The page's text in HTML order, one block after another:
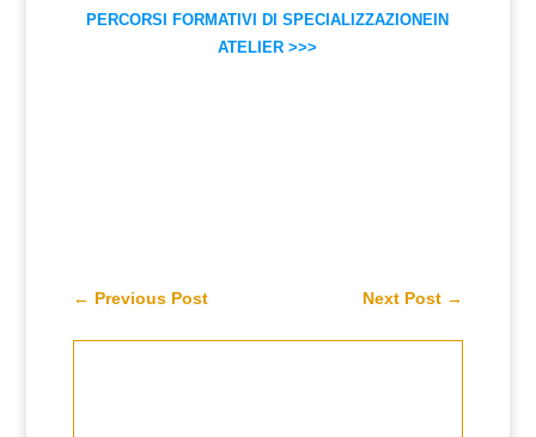
PERCORSI FORMATIVI DI SPECIALIZZAZIONEIN
ATELIER >>>
← Previous Post Next Post →